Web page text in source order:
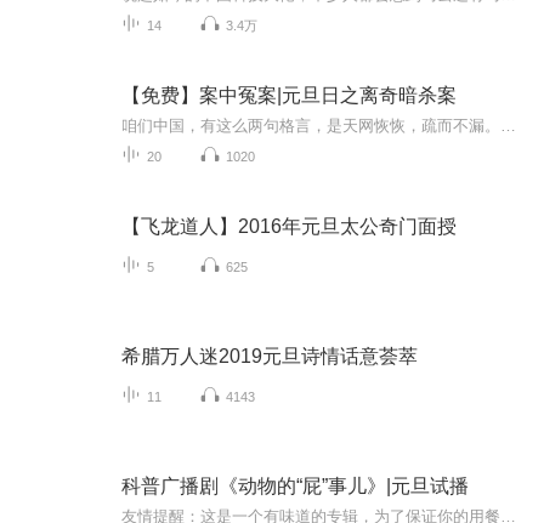
14 3.4万
【免费】案中冤案|元旦日之离奇暗杀案
20 1020
【飞龙道人】2016年元旦太公奇门面授
5 625
希腊万人迷2019元旦诗情话意荟萃
11 4143
科普广播剧《动物的“屁”事儿》|元旦试播